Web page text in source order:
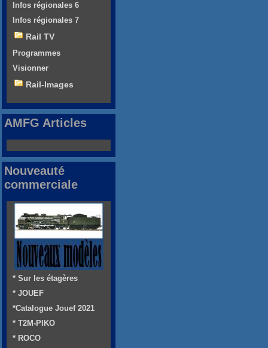
Infos régionales 6
Infos régionales 7
Rail TV
Programmes
Visionner
Rail-Images
AMFG Articles
Nouveauté
commerciale
* Sur les étagères
* JOUEF
*Catalogue Jouef 2021
* T2M-PIKO
* ROCO